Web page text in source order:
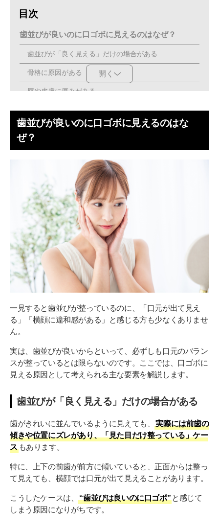
目次
歯並びが良いのに口ゴボに見えるのはなぜ？
歯並びが「良く見える」だけの場合がある
骨格に原因がある
唇や皮膚に厚みがある
歯並びは良いけど口ゴボが気になる場合の対処方法
診断を受け、口ゴボの原因を把握する
歯並びが原因なら「歯列矯正」
骨格が原因なら「外科手術」
唇や皮膚の厚みが原因なら「整形手術」
歯並びは良いと思っていても、口ゴボが気になるな
らまずは診断を
開く
歯並びが良いのに口ゴボに見えるのはな
ぜ？
一見すると歯並びが整っているのに、「口元が出て見え
る」「横顔に違和感がある」と感じる方も少なくありませ
ん。
実は、歯並びが良いからといって、必ずしも口元のバラン
スが整っているとは限らないのです。ここでは、口ゴボに
見える原因として考えられる主な要素を解説します。
歯並びが「良く見える」だけの場合がある
歯がきれいに並んでいるように見えても、
実際には前歯の
傾きや位置にズレがあり、「見た目だけ整っている」ケー
ス もあります。
特に、上下の前歯が前方に傾いていると、正面からは整っ
て見えても、横顔では口元が出て見えることがあります。
こうしたケースは、 “歯並びは良いのに口ゴボ” と感じて
しまう原因になりがちです。